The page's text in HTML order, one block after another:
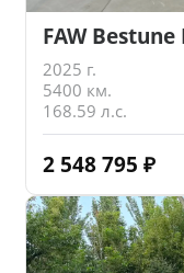
FAW
2025 г.
5400 км.
168.59 л.с.
2 548 795 ₽